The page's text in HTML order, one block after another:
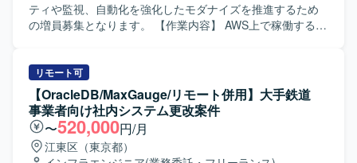
ティや監視、自動化を強化したモダナイズを推進するため
の増員募集となります。 【作業内容】 AWS上で稼働する統
Phase1環境をベースに、Phase2としてセキュリティ、監
視、認証、配信機能を含む追加基盤を整備していただきま
す。 具体的には、VPCやサブネット、ルート設計、EC2や
ALB、AutoScaling、RDS Oracleの構築、CloudFrontや
WAF、Cognito、Secrets Manager、CloudWatchなどの各種
マネージドサービスの設計や構築を実施していただきま
リモート可
【OracleDB/MaxGauge/リモート併用】大手鉄道
事業者向け社内システム更改案件
〜520,000円/月
江東区（東京都）